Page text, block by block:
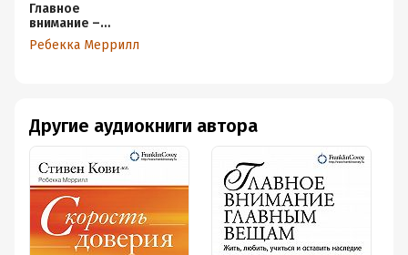
Главное
внимание –
главным вещам.
Жить, любить,
Ребекка Меррилл
Другие аудиокниги автора